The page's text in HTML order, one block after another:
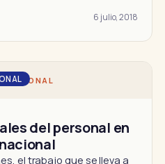
6 julio, 2018
del personal en
el trabajo que se lleva a